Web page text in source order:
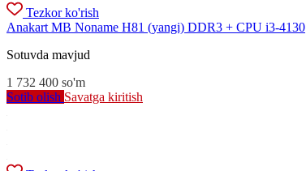
Tezkor ko'rish
Anakart MB Noname H81 (yangi) DDR3 + CPU i3-4130
Sotuvda mavjud
1 732 400 so'm
Sotib olish Savatga kiritish